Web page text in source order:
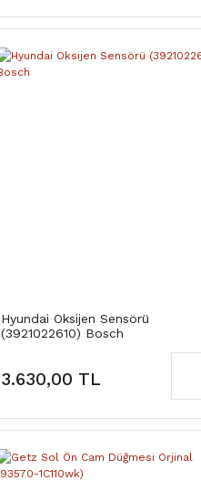
Hyundai Oksijen Sensörü
(3921022610) Bosch
3.630,00 TL